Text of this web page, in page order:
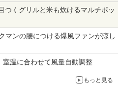
つくグリルと米も炊けるマルチポッ
マンの腰につける爆風ファンが涼し
温に合わせて風量自動調整
もっと見る